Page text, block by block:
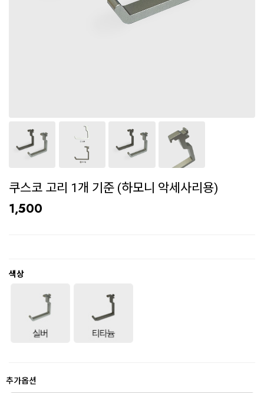
쿠스코 고리 1개 기준 (하모니 악세사리용)
1,500
색상
추가옵션